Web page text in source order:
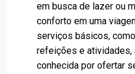
em busca de lazer ou
conforto em uma
serviços básicos,
refeições e atividades,
conhecida por ofertar